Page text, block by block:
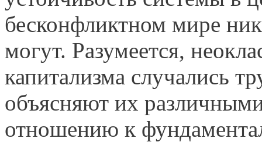
бесконфликтном мире
могут. Разумеется,
капита­лизма случались
объясняют их
отношению к